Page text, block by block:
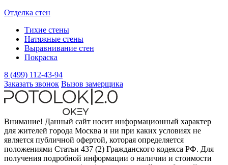
Отделка стен
Тихие стены
Натяжные стены
Выравнивание стен
Покраска
8 (499) 112-43-94
Заказать звонок Вызов замерщика
Внимание! Данный сайт носит информационный характер
для жителей города Москва и ни при каких условиях не
является публичной офертой, которая определяется
положениями Статьи 437 (2) Гражданского кодекса РФ. Для
получения подробной информации о наличии и стоимости